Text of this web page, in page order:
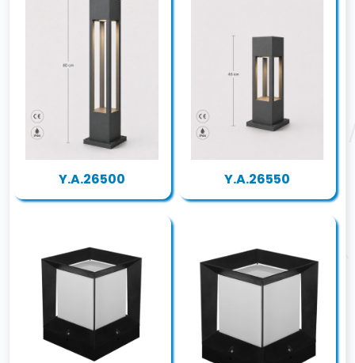
Y.A.26500 Y.A.26550